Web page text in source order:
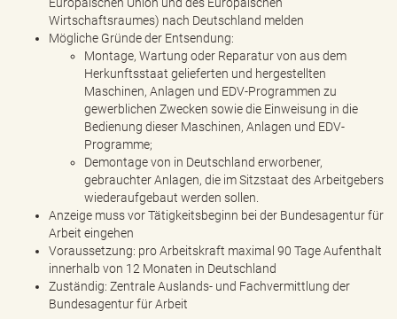
Wirtschaftsraumes) nach Deutschland melden
Mögliche Gründe der Entsendung:
Montage, Wartung oder Reparatur von aus dem
Herkunftsstaat gelieferten und hergestellten
Maschinen, Anlagen und EDV-Programmen zu
gewerblichen Zwecken sowie die Einweisung in die
Bedienung dieser Maschinen, Anlagen und EDV-
Programme;
Demontage von in Deutschland erworbener,
gebrauchter Anlagen, die im Sitzstaat des Arbeitgebers
wiederaufgebaut werden sollen.
Anzeige muss vor Tätigkeitsbeginn bei der Bundesagentur für
Arbeit eingehen
Voraussetzung: pro Arbeitskraft maximal 90 Tage Aufenthalt
innerhalb von 12 Monaten in Deutschland
Zuständig: Zentrale Auslands- und Fachvermittlung der
Bundesagentur für Arbeit